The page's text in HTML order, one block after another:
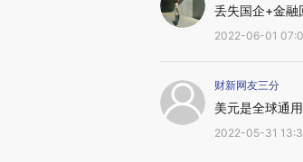
丢失国企+金融
2022-06-01
财新网友三分
美元是全球通
2022-05-31